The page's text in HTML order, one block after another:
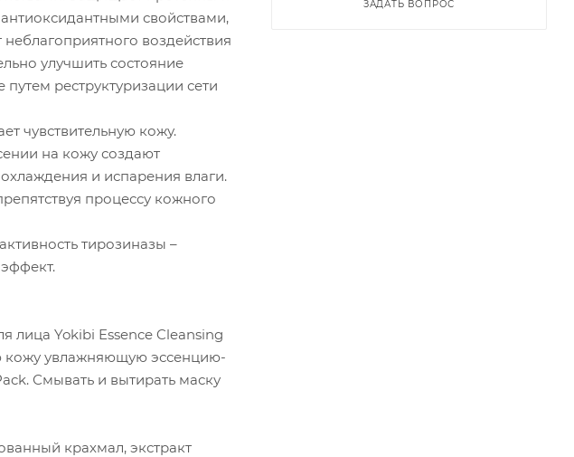
свойствами,
воздействия
улучшить состояние
реструктуризации сети
чувствительную кожу.
на кожу создают
и испарения влаги.
процессу кожного
тирозиназы –
Yokibi Essence Cleansing
кожу увлажняющую эссенцию-
Смывать и вытирать маску
крахмал, экстракт
ЗАДАТЬ ВОПРОС